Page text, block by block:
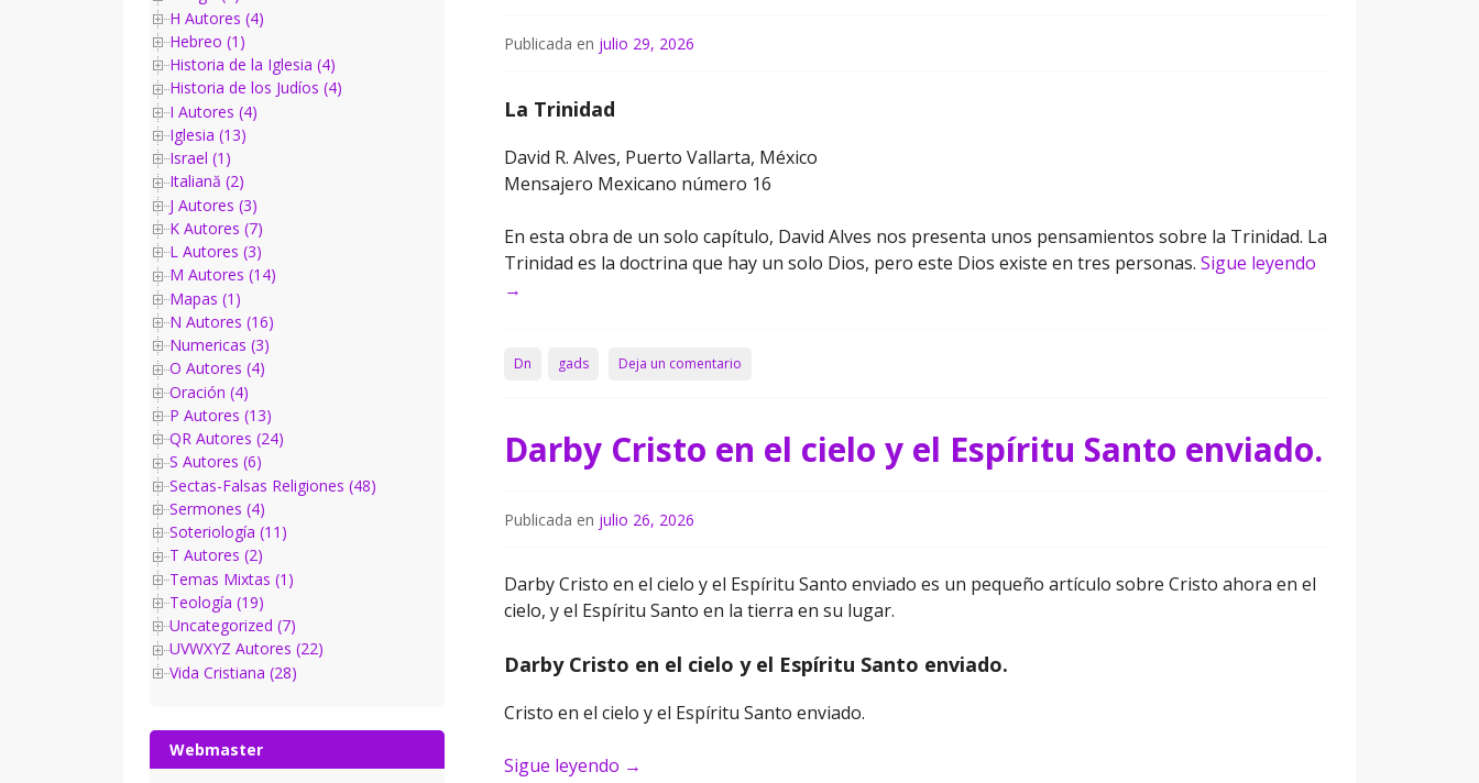
Publicada en julio 29, 2026
La Trinidad
David R. Alves, Puerto Vallarta, México
Mensajero Mexicano número 16
En esta obra de un solo capítulo, David Alves nos presenta unos pensamientos sobre la Trinidad. La
Trinidad es la doctrina que hay un solo Dios, pero este Dios existe en tres personas. Sigue leyendo
→
Dn gads Deja un comentario
Darby Cristo en el cielo y el Espíritu Santo enviado.
Publicada en julio 26, 2026
Darby Cristo en el cielo y el Espíritu Santo enviado es un pequeño artículo sobre Cristo ahora en el
cielo, y el Espíritu Santo en la tierra en su lugar.
Darby Cristo en el cielo y el Espíritu Santo enviado.
Cristo en el cielo y el Espíritu Santo enviado.
Sigue leyendo →
H Autores (4)
Hebreo (1)
Historia de la Iglesia (4)
Historia de los Judíos (4)
I Autores (4)
Iglesia (13)
Israel (1)
Italiană (2)
J Autores (3)
K Autores (7)
L Autores (3)
M Autores (14)
Mapas (1)
N Autores (16)
Numericas (3)
O Autores (4)
Oración (4)
P Autores (13)
QR Autores (24)
S Autores (6)
Sectas-Falsas Religiones (48)
Sermones (4)
Soteriología (11)
T Autores (2)
Temas Mixtas (1)
Teología (19)
Uncategorized (7)
UVWXYZ Autores (22)
Vida Cristiana (28)
Webmaster